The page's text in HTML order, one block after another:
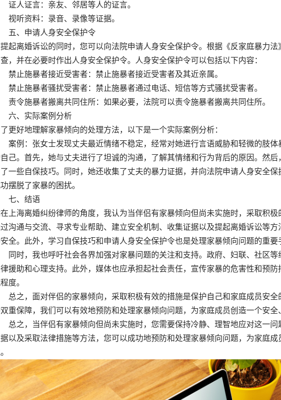
人证言：亲友、邻居等人的证言。
听资料：录音、录像等证据。
、申请人身安全保护令
起离婚诉讼的同时，您可以向法院申请人身安全保护令。根据《反家庭暴力
，并在必要时作出人身安全保护令。人身安全保护令可以包括以下内容：
止施暴者接近受害者：禁止施暴者接近受害者及其近亲属。
止施暴者骚扰受害者：禁止施暴者通过电话、短信等方式骚扰受害者。
令施暴者搬离共同住所：如果必要，法院可以责令施暴者搬离共同住所。
、实际案例分析
更好地理解家暴倾向的处理方法，以下是一个实际案例分析：
例：张女士发现丈夫最近情绪不稳定，经常对她进行言语威胁和轻微的肢体
己。首先，她与丈夫进行了坦诚的沟通，了解其情绪和行为背后的原因。然
一些自保技巧。同时，她还收集了丈夫的暴力证据，并向法院申请人身安全
摆脱了家暴的困扰。
、结语
上海离婚纠纷律师的角度，我认为当伴侣有家暴倾向但尚未实施时，采取积极
沟通与交流、寻求专业帮助、建立安全机制、收集证据以及提起离婚诉讼等
全。此外，学习自保技巧和申请人身安全保护令也是处理家暴倾向问题的重要
时，我也呼吁社会各界加强对家暴问题的关注和支持。政府、妇联、社区等
援助和心理支持。此外，媒体也应承担起社会责任，宣传家暴的危害性和预
度。
之，面对伴侣的家暴倾向，采取积极有效的措施是保护自己和家庭成员安全
重保障，我们可以有效地预防和处理家暴倾向问题，为家庭成员创造一个安全
之，当伴侣有家暴倾向但尚未实施时，您需要保持冷静、理智地应对这一问
以及采取法律措施等方法，您可以成功地预防和处理家暴倾向问题，为家庭